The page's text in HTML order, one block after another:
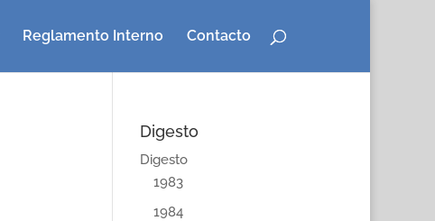
Reglamento Interno Contacto
Digesto
Digesto
1983
1984